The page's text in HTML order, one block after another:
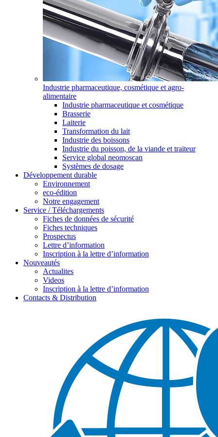
Industrie pharmaceutique, cosmétique et agro-
alimentaire
Industrie pharmaceutique et cosmétique
Brasserie
Laiterie
Transformation du lait
Industrie des boissons
Industrie du poisson, de la viande et traiteur
Service global neomoscan
Systèmes de dosage
Développement durable
Environnement
eco-édition
Notre engagement
Service / Téléchargements
Fiches de données de sécurité
Fiches techniques
Prospectus
Lettre d’information
Inscription à la lettre d’information
Nouveautés
Actualites
Videos
Inscription à la lettre d’information
Contacts & Distribution